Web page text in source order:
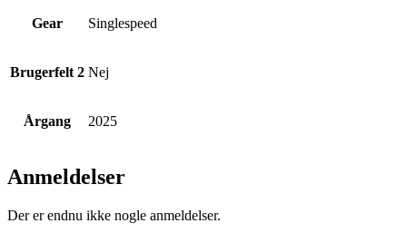
Gear Singlespeed
Brugerfelt 2 Nej
Årgang 2025
Anmeldelser
Der er endnu ikke nogle anmeldelser.